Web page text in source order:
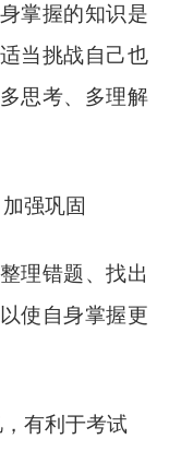
掌握的知识是
当挑战自己也
思考、多理解
强巩固
理错题、找出
使自身掌握更
有利于考试